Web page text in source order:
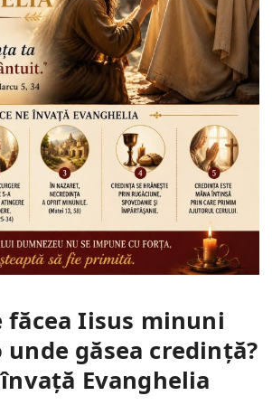
făcea Iisus minuni
unde găsea credință?
Evanghelia